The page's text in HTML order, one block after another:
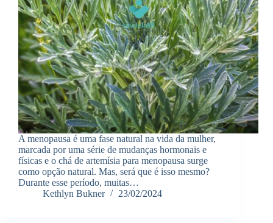
A menopausa é uma fase natural na vida da mulher,
marcada por uma série de mudanças hormonais e
físicas e o chá de artemísia para menopausa surge
como opção natural. Mas, será que é isso mesmo?
Durante esse período, muitas…
Kethlyn Bukner
23/02/2024